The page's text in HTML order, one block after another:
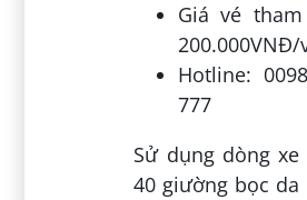
Giá vé
200.000VNĐ/
Hotline:
777
Sử dụng dòng xe
40 giường bọc da